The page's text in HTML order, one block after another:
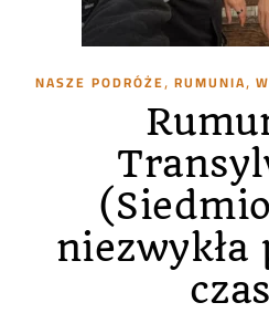
NASZE PODRÓŻE, RUMUNIA,
niezwykła